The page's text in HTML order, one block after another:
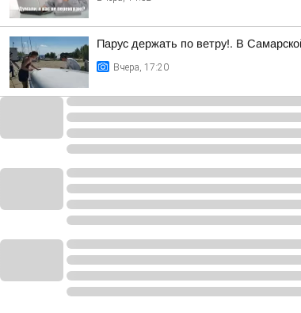
Парус держать по ветру!. В
Вчера, 17:20